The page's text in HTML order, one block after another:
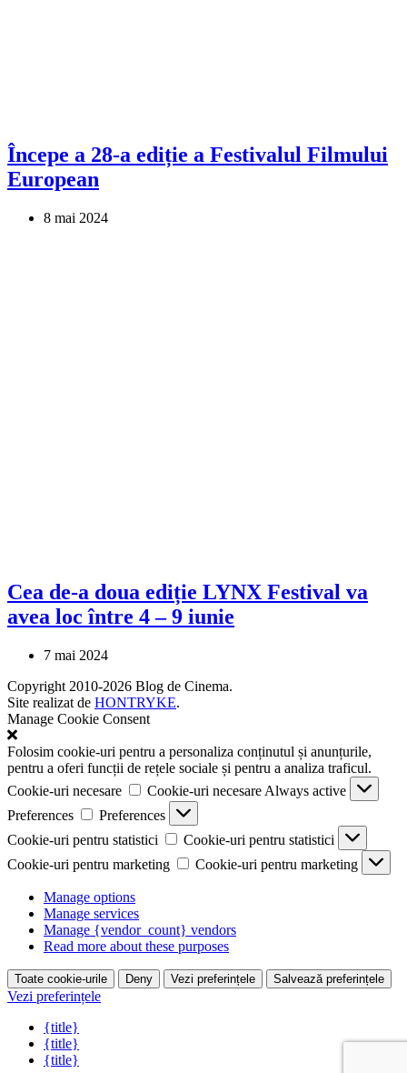
Începe a 28-a ediție a Festivalul Filmului
European
8 mai 2024
Cea de-a doua ediție LYNX Festival va
avea loc între 4 – 9 iunie
7 mai 2024
Copyright 2010-2026 Blog de Cinema.
Site realizat de HONTRYKE.
Manage Cookie Consent
Folosim cookie-uri pentru a personaliza conținutul și anunțurile,
pentru a oferi funcții de rețele sociale și pentru a analiza traficul.
Cookie-uri necesare
Cookie-uri necesare Always active
Preferences
Preferences
Cookie-uri pentru statistici
Cookie-uri pentru statistici
Cookie-uri pentru marketing
Cookie-uri pentru marketing
Manage options
Manage services
Manage {vendor_count} vendors
Read more about these purposes
Toate cookie-urile Deny Vezi preferințele Salvează preferințele
Vezi preferințele
{title}
{title}
{title}